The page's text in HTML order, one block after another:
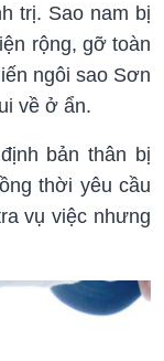
trị. Sao nam bị
rộng, gỡ toàn
ngôi sao Sơn
về ở ẩn.
bản thân bị
thời yêu cầu
vụ việc nhưng